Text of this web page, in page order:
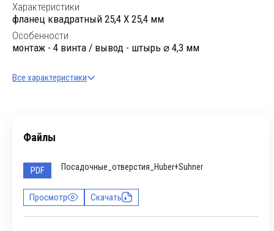
Характеристики
фланец квадратный 25,4 X 25,4 мм
Особенности
монтаж - 4 винта / вывод - штырь ⌀ 4,3 мм
Все характеристики
Файлы
PDF Посадочные_отверстия_Huber+Suhner
Просмотр Скачать